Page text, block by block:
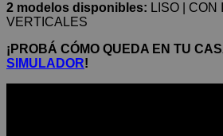
2 modelos disponibles: LISO | CON
VERTICALES
¡PROBÁ CÓMO QUEDA EN TU
SIMULADOR!